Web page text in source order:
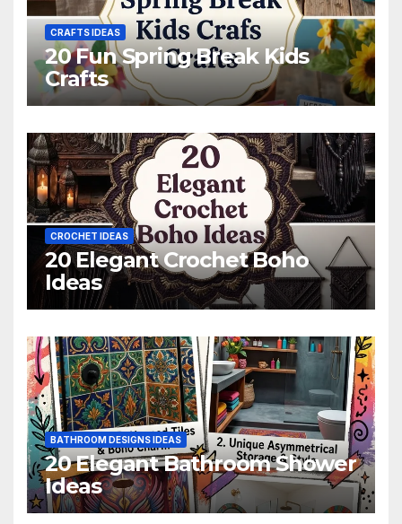
CRAFTS IDEAS
20 Fun Spring Break Kids
Crafts
CROCHET IDEAS
20 Elegant Crochet Boho
Ideas
BATHROOM DESIGNS IDEAS
20 Elegant Bathroom Shower
Ideas